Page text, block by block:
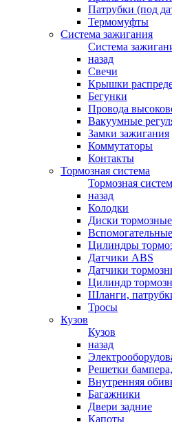
Патрубки (под
Термомуфты
Система зажигания
Система
назад
Свечи
Крышки
Бегунки
Провода
Вакуумные
Замки зажигания
Коммутаторы
Контакты
Тормозная система
Тормозная
назад
Колодки
Диски тормозные
Цилиндры
Датчики ABS
Датчики
Цилиндр
Шланги,
Тросы
Кузов
Кузов
назад
Решетки
Внутренняя
Багажники
Двери задние
Капоты